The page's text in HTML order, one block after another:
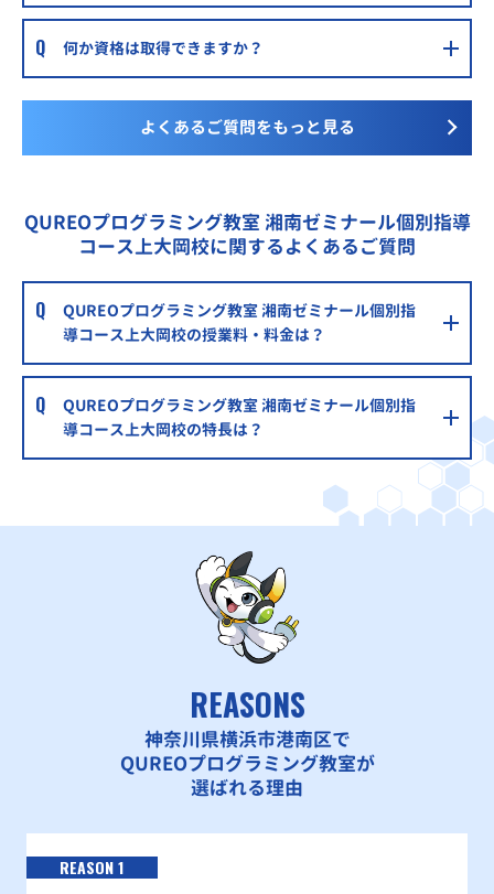
何か資格は取得できますか？
よくあるご質問をもっと見る
QUREOプログラミング教室 湘南ゼミナール個別指導
コース上大岡校に関するよくあるご質問
QUREOプログラミング教室 湘南ゼミナール個別指
導コース上大岡校の授業料・料金は？
QUREOプログラミング教室 湘南ゼミナール個別指
導コース上大岡校の特長は？
REASONS
神奈川県横浜市港南区で
QUREOプログラミング教室が
選ばれる理由
REASON 1